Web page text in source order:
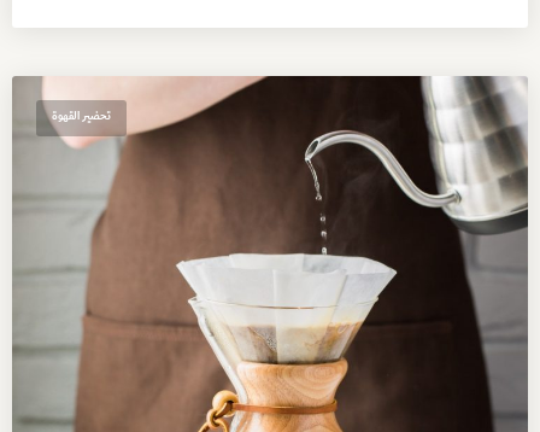
تحضير القهوة